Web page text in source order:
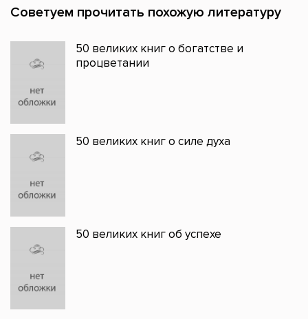
Советуем прочитать похожую литературу
50 великих книг о богатстве и
процветании
50 великих книг о силе духа
50 великих книг об успехе